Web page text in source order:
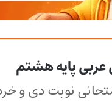
عربی پایه هشتم
نوبت دی و